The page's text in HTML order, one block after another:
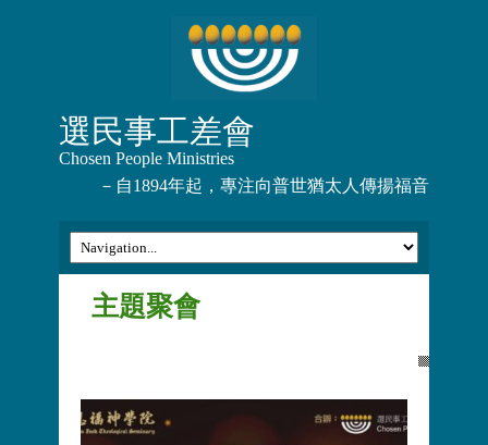
選民事工差會
Chosen People Ministries
－自1894年起，專注向普世猶太人傳揚福音
主題聚會